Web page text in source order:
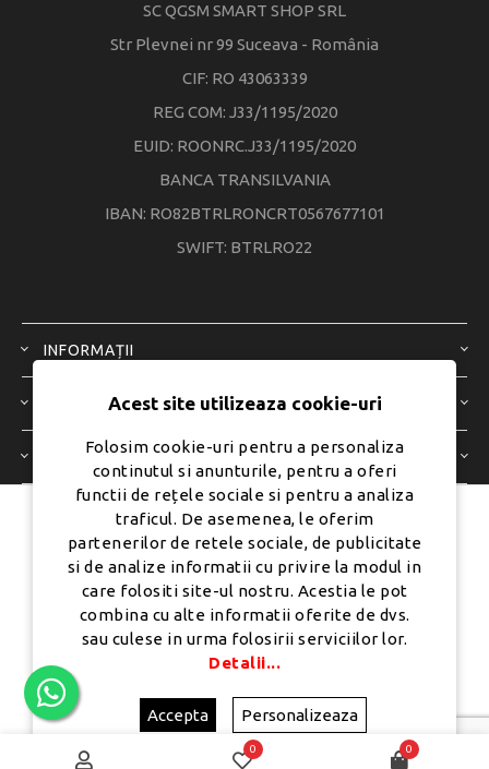
0 0
SC QGSM SMART SHOP SRL
Str Plevnei nr 99 Suceava - România
CIF: RO 43063339
REG COM: J33/1195/2020
EUID: ROONRC.J33/1195/2020
BANCA TRANSILVANIA
IBAN: RO82BTRLRONCRT0567677101
SWIFT: BTRLRO22
INFORMAȚII
SERVICIU CLIENȚI
CONTUL MEU
Dezvoltat de
Ecom Digital -
Powered bynopCommerce
Copyright © 2026 PureMobile.Toate drepturile rezervate.
Acest site utilizeaza cookie-uri
Folosim cookie-uri pentru a personaliza
continutul si anunturile, pentru a oferi
functii de rețele sociale si pentru a analiza
traficul. De asemenea, le oferim
partenerilor de retele sociale, de publicitate
si de analize informatii cu privire la modul in
care folositi site-ul nostru. Acestia le pot
combina cu alte informatii oferite de dvs.
sau culese in urma folosirii serviciilor lor.
Detalii...
Accepta Personalizeaza